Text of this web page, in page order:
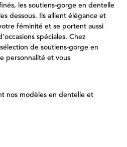
les soutiens-gorge en dentelle
dessous. Ils allient élégance et
féminité et se portent aussi
spéciales. Chez
de soutiens-gorge en
personnalité et vous
nos modèles en dentelle et